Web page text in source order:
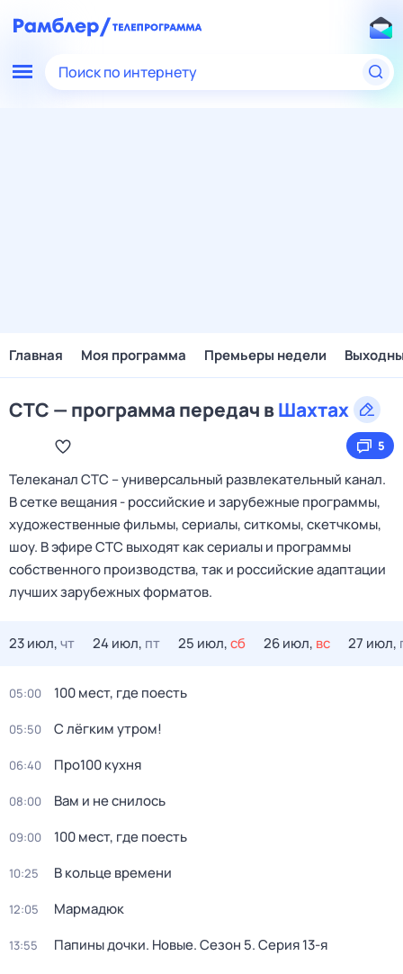
Поиск по интернету
Главная Моя программа Премьеры недели
СТС — программа передач вШахтах
5
Телеканал CTC – универсальный развлекательный канал.
В сетке вещания - российские и зарубежные программы,
художественные фильмы, сериалы, ситкомы, скетчкомы,
шоу. В эфире СТС выходят как сериалы и программы
собственного производства, так и российские адаптации
лучших зарубежных форматов.
23 июл,чт 24 июл, пт 25 июл,сб 26 июл, вс 27 июл,
05:00 100 мест, где поесть
05:50 С лёгким утром!
06:40 Пpo100 кухня
08:00 Вам и не снилось
09:00 100 мест, где поесть
10:25 В кольце времени
12:05 Мармадюк
13:55 Папины дочки. Новые. Сезон 5. Серия 13-я